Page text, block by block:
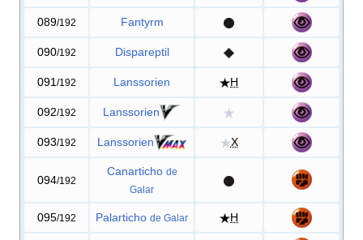
089/192 Fantyrm
090/192 Dispareptil
091 /192 Lanssorien H
092/192 Lanssorien
093/192 Lanssorien X
094/192
Canarticho de
Galar
095/192 Palarticho de Galar H